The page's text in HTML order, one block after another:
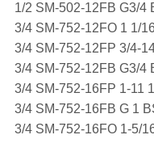
1/2 SM-502-12FB G3/4
3/4 SM-752-12FO 1 1/
3/4 SM-752-12FP 3/4-
3/4 SM-752-12FB G3/4
3/4 SM-752-16FP 1-11
3/4 SM-752-16FB G 1
3/4 SM-752-16FO 1-5/